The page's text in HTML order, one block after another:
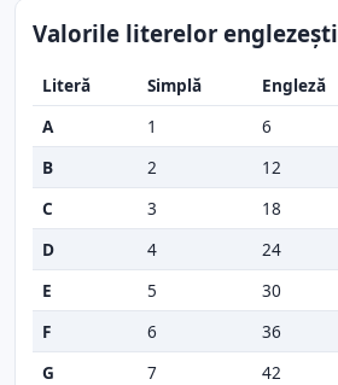
Valorile literelor englezești
Literă Simplă Engleză
A
1 6
B
2 12
C
3 18
D
4 24
E
5 30
F
6 36
G
7 42